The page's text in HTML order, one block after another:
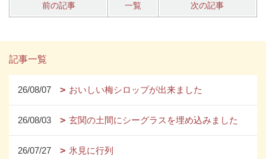
前の記事 一覧 次の記事
記事一覧
26/08/07 おいしい梅シロップが出来ました
26/08/03 玄関の土間にシーグラスを埋め込みました
26/07/27 氷見に行列